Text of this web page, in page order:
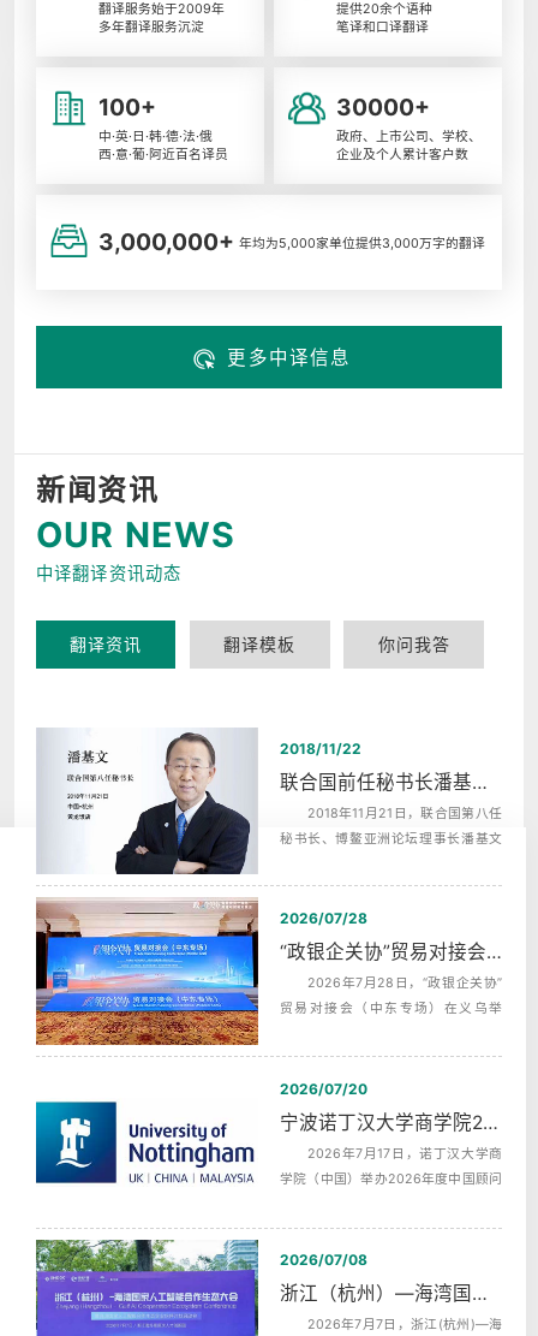
翻译服务始于2009年
多年翻译服务沉淀
提供20余个语种
笔译和口译翻译
100+
中·英·日·韩·德·法·俄
西·意·葡·阿近百名译员
30000+
政府、上市公司、学校、
企业及个人累计客户数
3,000,000+ 年均为5,000家单位提供3,000万字的翻译
更多中译信息
新闻资讯
OUR NEWS
中译翻译资讯动态
翻译资讯 翻译模板 你问我答
2018/11/22
联合国前任秘书长潘基文西湖和平之夜同声传译翻译
2018年11月21日，联合国第八任
秘书长、博鳌亚洲论坛理事长潘基文
夫...
2026/07/28
“政银企关协”贸易对接会（中东专场）中英文同声传译翻译
2026年7月28日，“政银企关协”
贸易对接会（中东专场）在义乌举
动提供...
2026/07/20
宁波诺丁汉大学商学院2026年度中国顾问委员会第二次会议同声传译
2026年7月17日，诺丁汉大学商
学院（中国）举办2026年度中国顾问
为上午...
2026/07/08
浙江（杭州）—海湾国家人工智能合作生态发布会AI机器英语同传
2026年7月7日，浙江(杭州)—海